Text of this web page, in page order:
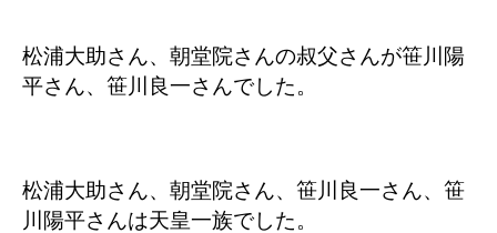
松浦大助さん、朝堂院さんの叔父さんが笹川陽
平さん、笹川良一さんでした。
松浦大助さん、朝堂院さん、笹川良一さん、笹
川陽平さんは天皇一族でした。